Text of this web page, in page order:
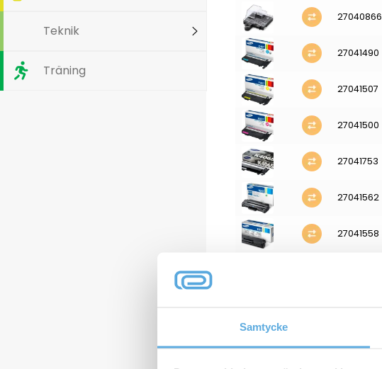
Samtycke
Teknik
Träning
27040866
27041490
27041507
27041500
27041753
27041562
27041558